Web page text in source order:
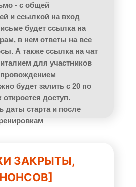
ЗАКРЫТЫ,
- с общей
и ссылкой на вход
будет ссылка на
в нем ответы на все
А также ссылка на чат
для участников
будет залить с 20 по
откроется доступ.
даты старта и после